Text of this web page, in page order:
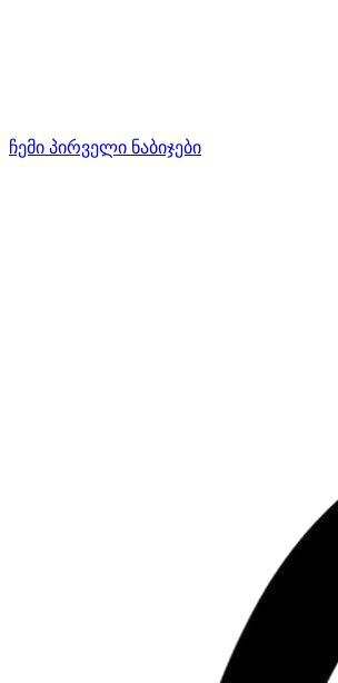
ჩემი პირველი ნაბიჯები